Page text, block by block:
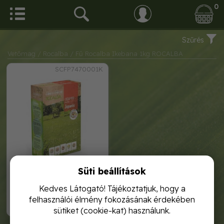
0
Szűrés
Vetőmag / Rocalba
/ Fű Rocalba Ikebana 1kg ROCALBA
SCFP7470001K
6 910,-
fű rocalba ikebana 1kg
rocalba
Süti beállítások
Kedves Látogató! Tájékoztatjuk, hogy a
felhasználói élmény fokozásának érdekében
sütiket (cookie-kat) használunk.